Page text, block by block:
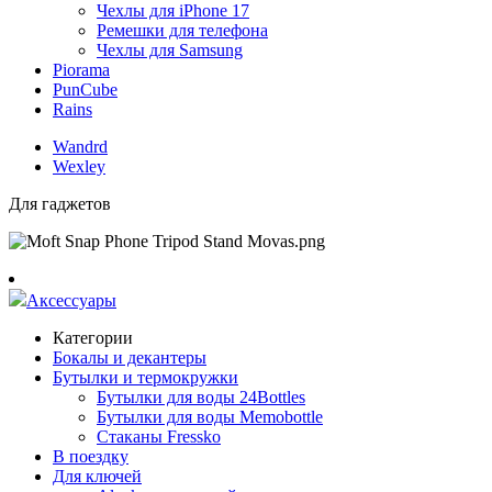
Чехлы для iPhone 17
Ремешки для телефона
Чехлы для Samsung
Piorama
PunCube
Rains
Wandrd
Wexley
Для гаджетов
Аксессуары
Категории
Бокалы и декантеры
Бутылки и термокружки
Бутылки для воды 24Bottles
Бутылки для воды Memobottle
Стаканы Fressko
В поездку
Для ключей